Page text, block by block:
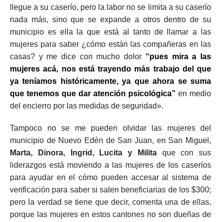
llegue a su caserío, pero la labor no se limita a su caserío
nada más, sino que se expande a otros dentro de su
municipio es ella la que está al tanto de llamar a las
mujeres para saber ¿cómo están las compañeras en las
casas? y me dice con mucho dolor “pues mira a las
mujeres acá, nos está trayendo más trabajo del que
ya teníamos históricamente, ya que ahora se suma
que tenemos que dar atención psicológica” en medio
del encierro por las medidas de seguridad».
Tampoco no se me pueden olvidar las mujeres del
municipio de Nuevo Edén de San Juan, en San Miguel,
Marta, Dinora, Ingrid, Lucita y Militaque con sus
liderazgos está moviendo a las mujeres de los caseríos
para ayudar en el cómo pueden accesar al sistema de
verificación para saber si salen beneficiarias de los $300;
pero la verdad se tiene que decir, comenta una de ellas,
porque las mujeres en estos cantones no son dueñas de